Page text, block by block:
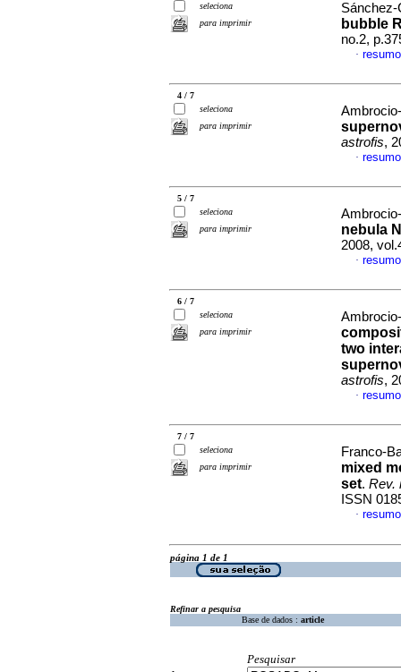
seleciona
para imprimir
bubble
no.2,
·
4 / 7
seleciona
para imprimir
astrofis,
·
5 / 7
seleciona
para imprimir
nebula
2008,
·
6 / 7
seleciona
para imprimir
two
astrofis,
·
7 / 7
seleciona
para imprimir
Franco-
mixed
set. Rev.
ISSN
·
página 1 de 1
Refinar a pesquisa
Base de dados : article
Pesquisar